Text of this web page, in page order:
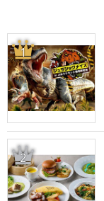
1
2